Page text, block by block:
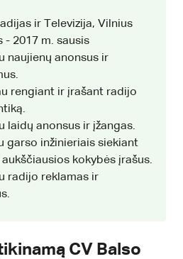
ir Televizija, Vilnius
- 2017 m. sausis
naujienų anonsus ir
rengiant ir įrašant radijo
laidų anonsus ir įžangas.
garso inžinieriais siekiant
kokybės įrašus.
radijo reklamas ir
CV Balso